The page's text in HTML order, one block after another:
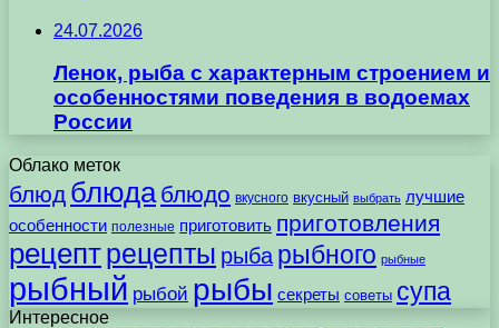
24.07.2026
Ленок, рыба с характерным строением и
особенностями поведения в водоемах
России
Облако меток
блюд блюда блюдо вкусного вкусный выбрать лучшие
особенности полезные приготовить приготовления
рецептрецепты рыба рыбного рыбные
рыбный рыбой рыбы секреты советы супа
Интересное